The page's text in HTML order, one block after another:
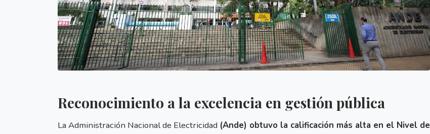
Reconocimiento a la excelencia en gestión pública
La Administración Nacional de Electricidad (Ande) obtuvo la calificación más alta en el Nivel de